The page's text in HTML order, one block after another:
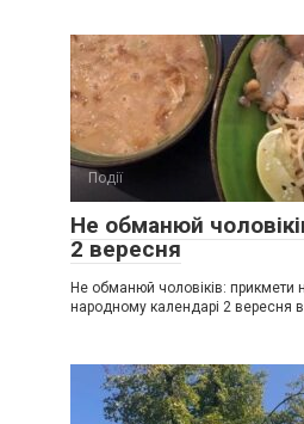
Події
Не обманюй
2 вересня
Не обманюй чоловіків: прикмети
народному календарі 2 вересня